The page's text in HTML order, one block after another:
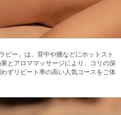
ピー」は、背中や腰などにホットスト
とアロママッサージにより、コリの深
ずリピート率の高い人気コースをご体